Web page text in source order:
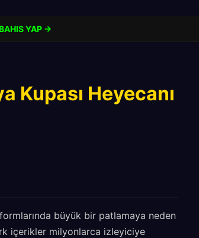
YAP →
Kupası Heyecanı
büyük bir patlamaya neden
içerikler milyonlarca izleyiciye